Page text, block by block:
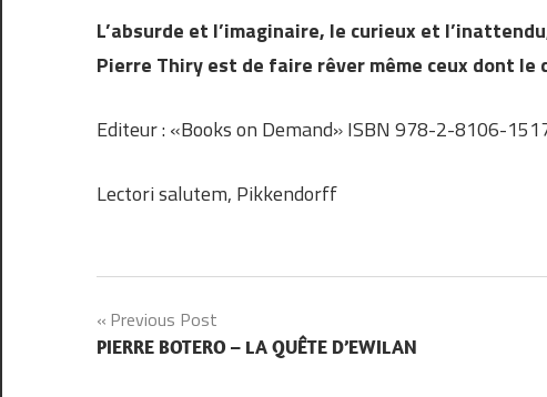
L’absurde et l’imaginaire, le curieux et
Pierre Thiry est de faire rêver même ceux dont le
Editeur : «Books on Demand» ISBN 978-2-8106-
Lectori salutem, Pikkendorff
Navigation
de
Previous Post
PIERRE BOTERO – LA QUÊTE D’EWILAN